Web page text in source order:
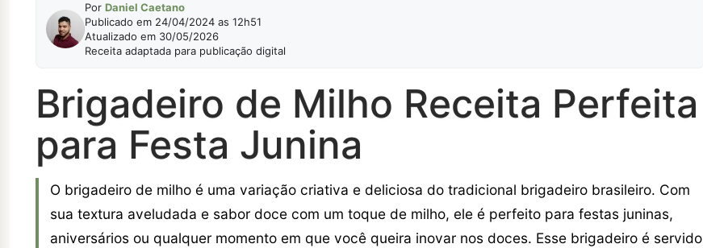
Por Daniel Caetano
Publicado em 24/04/2024 as 12h51
Atualizado em 30/05/2026
Receita adaptada para publicação digital
Brigadeiro de Milho Receita Perfeita
para Festa Junina
O brigadeiro de milho é uma variação criativa e deliciosa do tradicional brigadeiro brasileiro. Com
sua textura aveludada e sabor doce com um toque de milho, ele é perfeito para festas juninas,
aniversários ou qualquer momento em que você queira inovar nos doces. Esse brigadeiro é servido